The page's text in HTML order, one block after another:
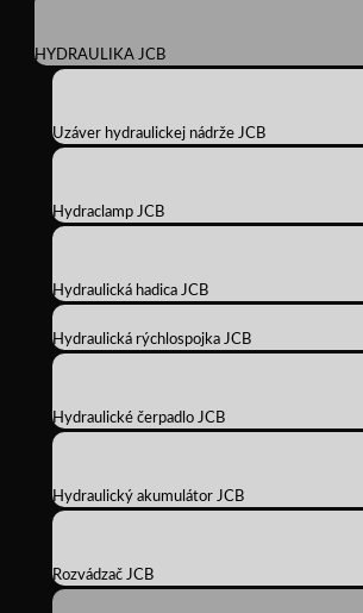
HYDRAULIKA JCB
Uzáver hydraulickej nádrže JCB
Hydraclamp JCB
Hydraulická hadica JCB
Hydraulická rýchlospojka JCB
Hydraulické čerpadlo JCB
Hydraulický akumulátor JCB
Rozvádzač JCB